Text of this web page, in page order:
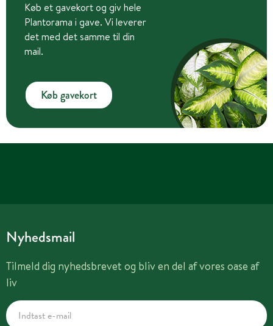
Køb et gavekort og giv hele
Plantorama i gave. Vi leverer
det med det samme til din
mail.
Køb gavekort
Nyhedsmail
Tilmeld dig nyhedsbrevet og bliv en del af vores oase af
liv